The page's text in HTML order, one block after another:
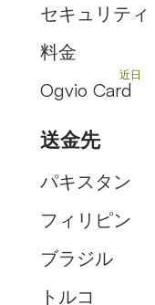
セキュリティ
料金
Ogvio Card
送金先
パキスタン
フィリピン
ブラジル
トルコ